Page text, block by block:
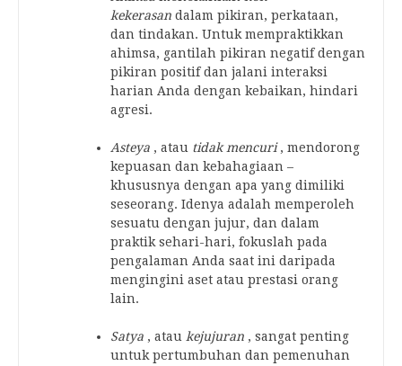
kekerasan dalam pikiran, perkataan,
dan tindakan. Untuk mempraktikkan
ahimsa, gantilah pikiran negatif dengan
pikiran positif dan jalani interaksi
harian Anda dengan kebaikan, hindari
agresi.
Asteya , atau tidak mencuri, mendorong
kepuasan dan kebahagiaan –
khususnya dengan apa yang dimiliki
seseorang. Idenya adalah memperoleh
sesuatu dengan jujur, dan dalam
praktik sehari-hari, fokuslah pada
pengalaman Anda saat ini daripada
mengingini aset atau prestasi orang
lain.
Satya , atau kejujuran , sangat penting
untuk pertumbuhan dan pemenuhan